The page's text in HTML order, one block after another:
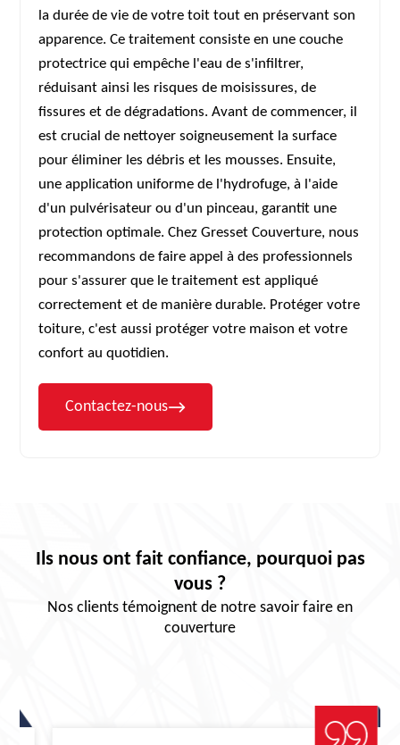
la durée de vie de votre toit tout en préservant son
apparence. Ce traitement consiste en une couche
protectrice qui empêche l'eau de s'infiltrer,
réduisant ainsi les risques de moisissures, de
fissures et de dégradations. Avant de commencer, il
est crucial de nettoyer soigneusement la surface
pour éliminer les débris et les mousses. Ensuite,
une application uniforme de l'hydrofuge, à l'aide
d'un pulvérisateur ou d'un pinceau, garantit une
protection optimale. Chez Gresset Couverture, nous
recommandons de faire appel à des professionnels
pour s'assurer que le traitement est appliqué
correctement et de manière durable. Protéger votre
toiture, c'est aussi protéger votre maison et votre
confort au quotidien.
Contactez-nous
Ils nous ont fait confiance, pourquoi pas
vous ?
Nos clients témoignent de notre savoir faire en
couverture